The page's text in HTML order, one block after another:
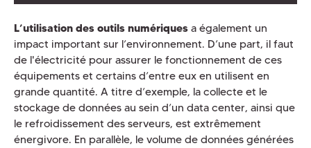
L’utilisation des outils numériquesa également un
impact important sur l’environnement. D’une part, il faut
de l'électricité pour assurer le fonctionnement de ces
équipements et certains d’entre eux en utilisent en
grande quantité. A titre d’exemple, la collecte et le
stockage de données au sein d’un data center, ainsi que
le refroidissement des serveurs, est extrêmement
énergivore. En parallèle, le volume de données générées